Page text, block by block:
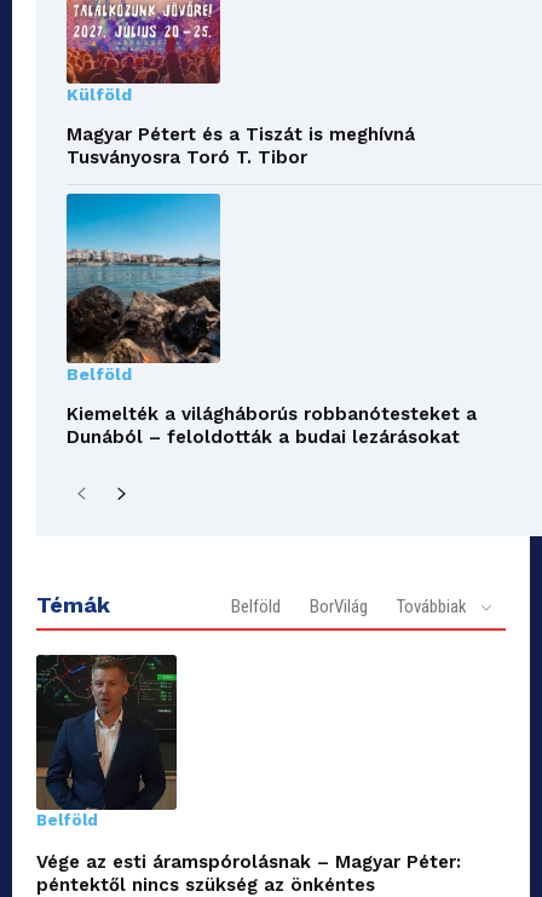
Külföld
Magyar Pétert és a Tiszát is meghívná
Tusványosra Toró T. Tibor
Belföld
Kiemelték a világháborús robbanótesteket a
Dunából – feloldották a budai lezárásokat
Témák Belföld BorVilág Továbbiak
Belföld
Vége az esti áramspórolásnak – Magyar Péter:
péntektől nincs szükség az önkéntes